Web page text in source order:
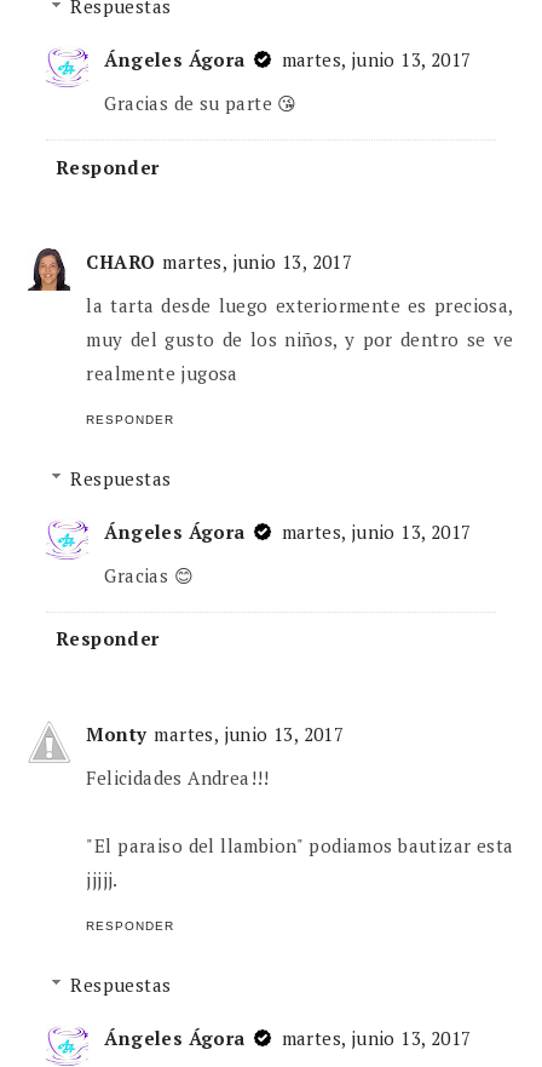
Respuestas
Ángeles Ágora
martes, junio 13, 2017
Gracias de su parte 😘
Responder
CHARO martes, junio 13, 2017
la tarta desde luego exteriormente es preciosa,
muy del gusto de los niños, y por dentro se ve
realmente jugosa
RESPONDER
Respuestas
Ángeles Ágora
martes, junio 13, 2017
Gracias 😊
Responder
Monty martes, junio 13, 2017
Felicidades Andrea!!!
"El paraiso del llambion" podiamos bautizar esta
jjjjj.
RESPONDER
Respuestas
Ángeles Ágora
martes, junio 13, 2017